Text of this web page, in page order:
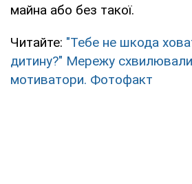
майна або без такої.
Читайте: "Тебе не шкода
дитину?" Мережу
мотиватори. Фотофакт